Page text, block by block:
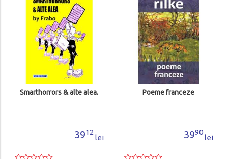
Smarthorrors & alte alea.
3912
lei
Poeme franceze
3990
lei